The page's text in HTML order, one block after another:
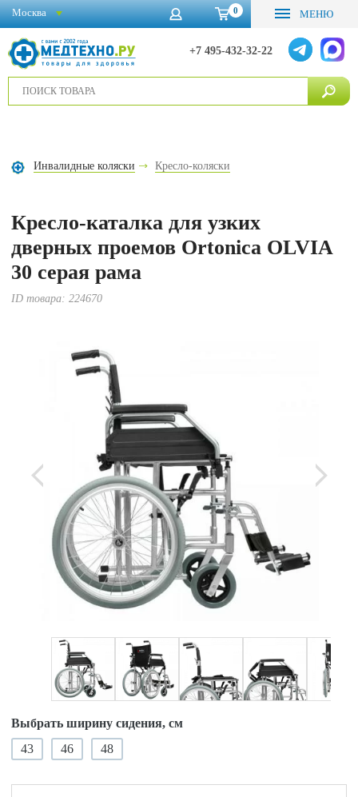
0 МЕНЮ
+7 495-432-32-22
Москва
Инвалидные коляски Кресло-коляски
Кресло-каталка для узких
дверных проемов Ortonica OLVIA
30 серая рама
ID товара:224670
Выбрать ширину сидения, см
48
46
43